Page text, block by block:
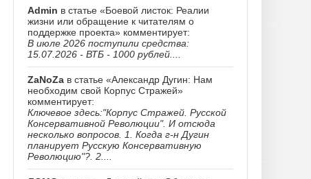
Admin в статье «Боевой листок: Реалии
жизни или обращение к читателям о
поддержке проекта» комментирует:
В июле 2026 поступили средства:
15.07.2026 - ВТБ - 1000 рублей....
ZaNoZa в статье «Александр Дугин: Нам
необходим свой Корпус Стражей»
комментирует:
Ключевое здесь:"Корпус Стражей. Русской
Консервативной Революции". И отсюда
несколько вопросов. 1. Когда г-н Дугин
планирует Русскую Консервативную
Революцию"?. 2....